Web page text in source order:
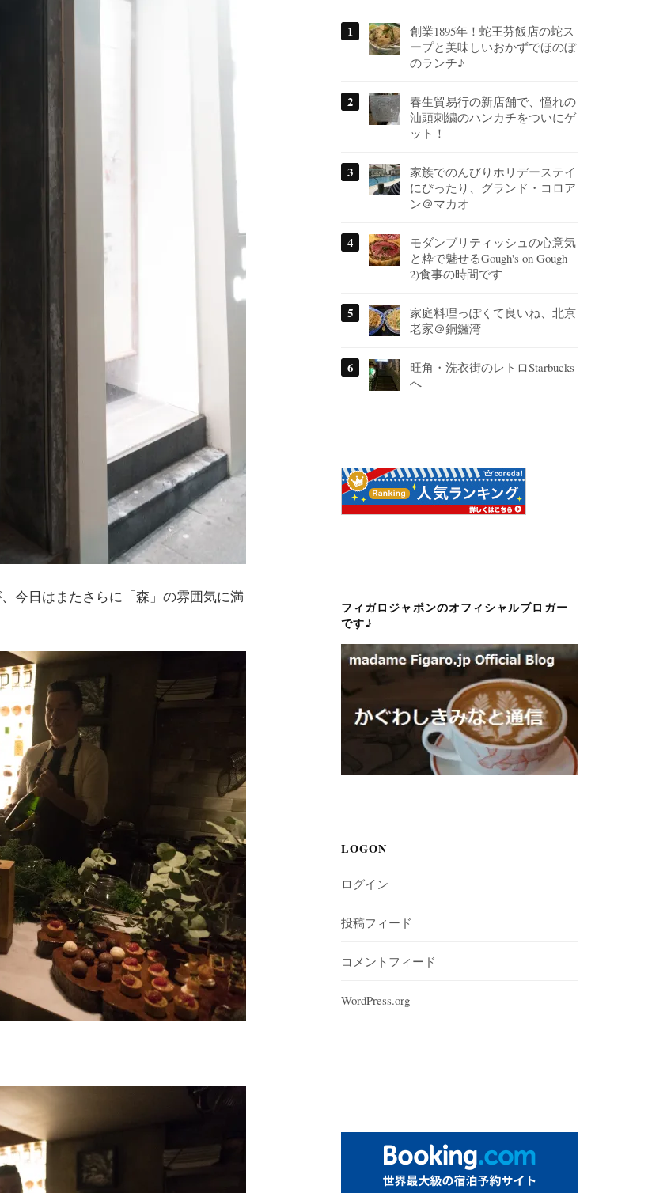
今日はまたさらに「森」の雰囲気に満
創業1895年！蛇王芬飯店の蛇ス
ープと美味しいおかずでほのぼ
のランチ♪
春生貿易行の新店舗で、憧れの
汕頭刺繍のハンカチをついにゲ
ット！
家族でのんびりホリデーステイ
にぴったり、グランド・コロア
ン＠マカオ
モダンブリティッシュの心意気
と粋で魅せるGough's on Gough
2)食事の時間です
家庭料理っぽくて良いね、北京
老家＠銅鑼湾
旺角・洗衣街のレトロStarbucks
へ
フィガロジャポンのオフィシャルブロガー
です♪
LOGON
ログイン
投稿フィード
コメントフィード
WordPress.org